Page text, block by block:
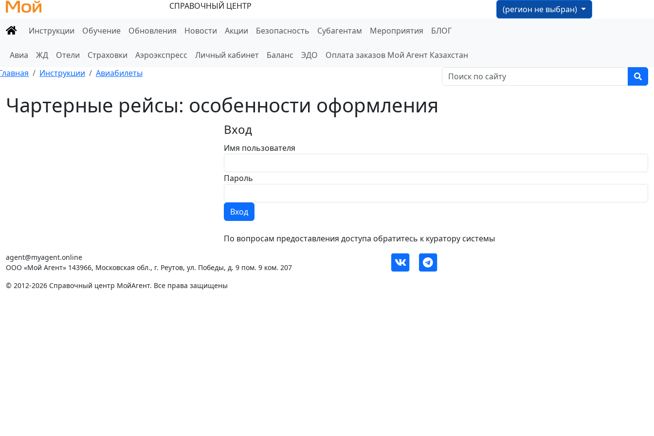
СПРАВОЧНЫЙ ЦЕНТР
(регион не выбран)
Инструкции
Обучение Обновления Новости Акции Безопасность Субагентам Мероприятия БЛОГ
Авиа ЖД Отели Страховки Аэроэкспресс Личный кабинет Баланс ЭДО
Оплата заказов Мой Агент Казахстан
Инструкции Авиабилеты
Чартерные рейсы: особенности оформления
Вход
Имя пользователя
Пароль
По вопросам предоставления доступа обратитесь к куратору системы
agent@myagent.online
ООО «Мой Агент» 143966, Московская обл., г. Реутов, ул. Победы, д. 9 пом. 9 ком. 207
© 2012-2026 Справочный центр МойАгент. Все права защищены